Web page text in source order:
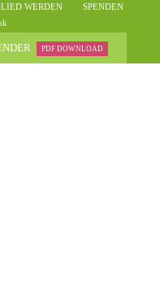
WERDEN
SPENDEN
PDF DOWNLOAD